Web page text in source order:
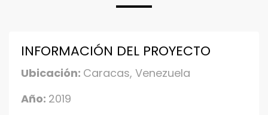
INFORMACIÓN DEL PROYECTO
Ubicación: Caracas, Venezuela
Año: 2019